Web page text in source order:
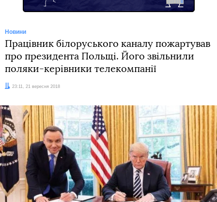
Новини
Працівник білоруського каналу пожартував
про президента Польщі. Його звільнили
поляки-керівники телекомпанії
Дата:23:11, 21 вересня 2018